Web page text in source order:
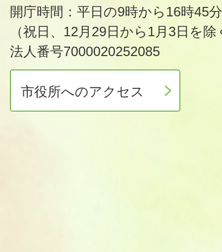
開庁時間：平日の9時から16時45分
（祝日、12月29日から1月3日を除
法人番号7000020252085
市役所へのアクセス